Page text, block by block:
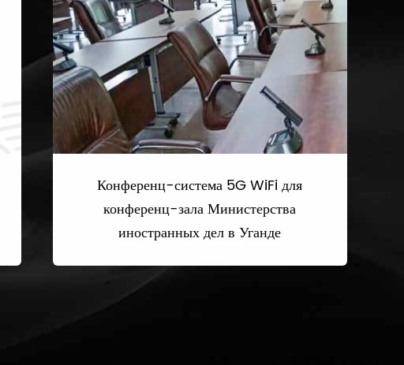
Конференц-система 5G WiFi для
конференц-зала Министерства
иностранных дел в Уганде